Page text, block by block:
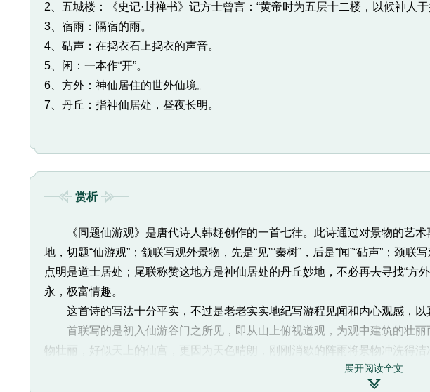
2、五城楼：《史记·封禅书》记方士曾言：“黄帝时为五层十二楼，以候神人
3、宿雨：隔宿的雨。
4、砧声：在捣衣石上捣衣的声音。
5、闲：一本作“开”。
6、方外：神仙居住的世外仙境。
7、丹丘：指神仙居处，昼夜长明。
赏析
《同题仙游观》是唐代诗人韩翃创作的一首七律。此诗通过对景物的艺术
地，切题“仙游观”；颔联写观外景物，先是“见”“秦树”，后是“闻”“砧声”；颈联
点明是道士居处；尾联称赞这地方是神仙居处的丹丘妙地，不必再去寻找“方
永，极富情趣。
这首诗的写法十分平实，不过是老老实实地纪写游程见闻和内心观感，以
首联写的是初入仙游谷门之所见，即从山上俯视道观，为观中建筑的壮丽
物壮丽，好似天上的仙宫，更因为天色晴朗，刚刚消歇的阵雨将景物冲洗得
出很好的铺垫。首句中的“初”字，《全唐诗》版作“下”字，则俯视的意思更为鲜
颔联也是写仙游观的外景，但不是俯视，而是远望，点明此刻是秋天的傍晚
展开阅读全文
